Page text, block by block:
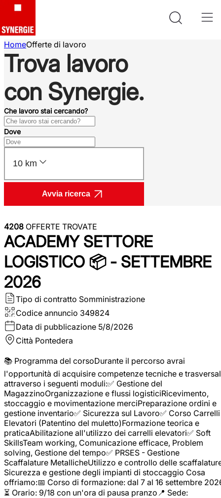
HomeOfferte di lavoro
Trova lavoro
con Synergie.
Che lavoro stai cercando?
Dove
10 km
Avvia ricerca
4208 OFFERTE TROVATE
ACADEMY SETTORE
LOGISTICO 📦 - SETTEMBRE
2026
Tipo di contratto Somministrazione
Codice annuncio 349824
Data di pubblicazione 5/8/2026
Città Pontedera
📚 Programma del corsoDurante il percorso avrai
l'opportunità di acquisire competenze tecniche e
attraverso i seguenti moduli:✅ Gestione del
MagazzinoOrganizzazione e flussi logisticiRicevimento,
stoccaggio e movimentazione merciPreparazione ordini e
gestione inventario✅ Sicurezza sul Lavoro✅ Corso Carrelli
Elevatori (Patentino del muletto)Formazione teorica e
praticaAbilitazione all'utilizzo dei carrelli elevatori✅ Soft
SkillsTeam working, Comunicazione efficace, Problem
solving, Gestione del tempo✅ PRSES - Gestione
Scaffalature MetallicheUtilizzo e controllo delle
Sicurezza e gestione degli impianti di stoccaggio Cosa
offriamo:📅 Corso di formazione: dal 7 al 16 settembre
⏳ Orario: 9/18 con un'ora di pausa pranzo📍 Sede: